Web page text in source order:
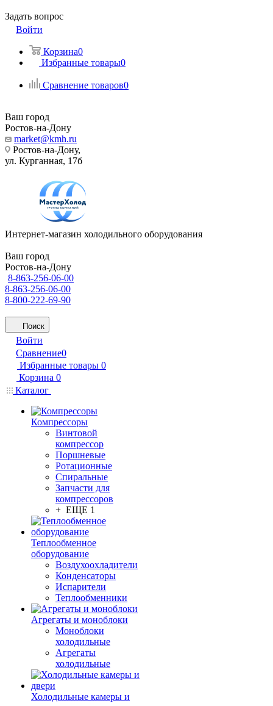
Задать вопрос
Войти
Корзина0
Избранные товары0
Сравнение товаров0
Ваш город
Ростов-на-Дону
market@kmh.ru
Ростов-на-Дону,
ул. Курганная, 17б
Интернет-магазин холодильного оборудования
Ваш город
Ростов-на-Дону
8-863-256-06-00
8-863-256-06-00
8-800-222-69-90
Поиск
Войти
Сравнение0
Избранные товары 0
Корзина 0
Каталог
Компрессоры
Винтовой
компрессор
Поршневые
Ротационные
Спиральные
Запчасти для
компрессоров
+ ЕЩЕ 1
Теплообменное
оборудование
Воздухоохладители
Конденсаторы
Испарители
Теплообменники
Агрегаты и моноблоки
Моноблоки
холодильные
Агрегаты
холодильные
Холодильные камеры и